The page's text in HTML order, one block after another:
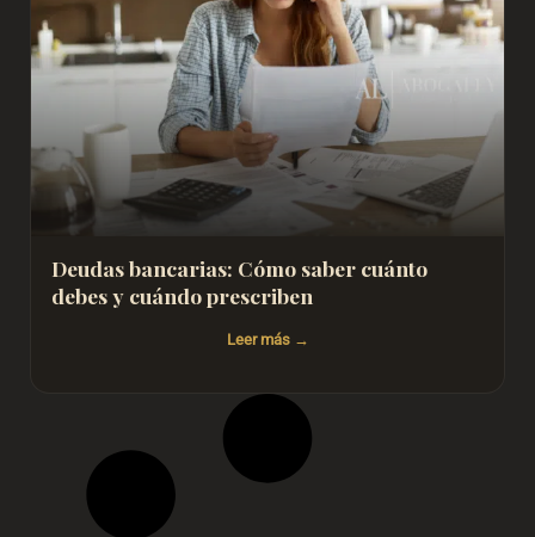
Deudas bancarias: Cómo saber cuánto
debes y cuándo prescriben
Leer más